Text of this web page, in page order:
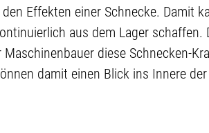
Effekten einer Schnecke. Damit
aus dem Lager
diese Schnecken-
damit einen Blick ins Innere